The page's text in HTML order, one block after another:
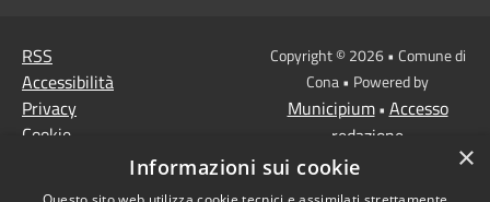
RSS
Accessibilità
Privacy
Cookie
MISSIONE 2 Rivoluzione
Copyright © 2026 • Comune di
Cona • Powered by
Municipium• Accesso
redazione
×
Informazioni sui cookie